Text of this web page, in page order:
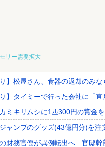
リー需要拡大
り】松屋さん、食器の返却のみ
り】タイミーで行った会社に「
ミキリムシに1匹300円の賞金
ャンプのグッズ(43億円分)を
財務官僚が異例転出へ 官邸幹